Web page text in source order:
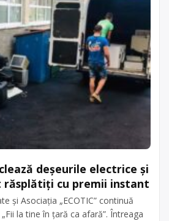
deșeurile electrice și
răsplătiți cu premii instant
și Asociația „ECOTIC” continuă
la tine în țară ca afară”. Întreaga